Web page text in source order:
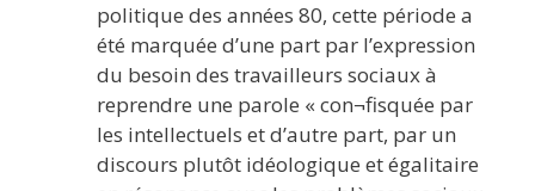
politique des années 80, cette période a
été marquée d’une part par l’expression
du besoin des travailleurs sociaux à
reprendre une parole « con¬fisquée par
les intellectuels et d’autre part, par un
discours plutôt idéologique et égalitaire